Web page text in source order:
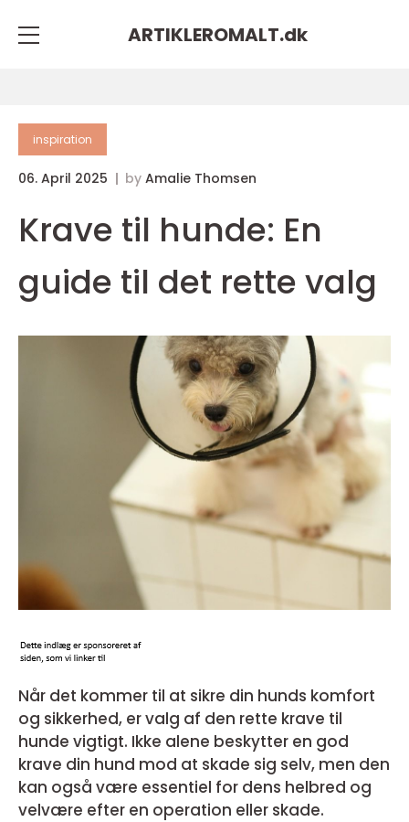
ARTIKLEROMALT.dk
inspiration
06. April 2025 by Amalie Thomsen
Krave til hunde: En
guide til det rette valg
Når det kommer til at sikre din hunds komfort
og sikkerhed, er valg af den rette krave til
hunde vigtigt. Ikke alene beskytter en god
krave din hund mod at skade sig selv, men den
kan også være essentiel for dens helbred og
velvære efter en operation eller skade.